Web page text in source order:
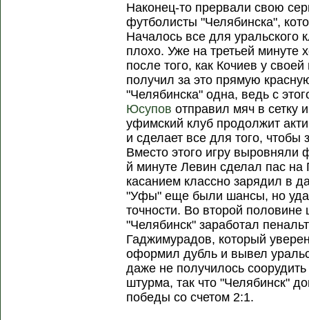
Наконец-то прервали свою
футболисты "Челябинска",
Началось все для уральского
плохо. Уже на третьей минуте
после того, как Кочиев у
получил за это прямую
"Челябинска" одна, ведь с
Юсупов отправил мяч в сетку
уфимский клуб продолжит
и сделает все для того, чтобы
Вместо этого игру выровняли
й минуте Левин сделал пас
касанием классно зарядил в
"Уфы" еще были шансы, но
точности. Во второй
"Челябинск" заработал
Гаджимурадов, который
оформил дубль и вывел
даже не получилось
штурма, так что "Челябинск"
победы со счетом 2:1.